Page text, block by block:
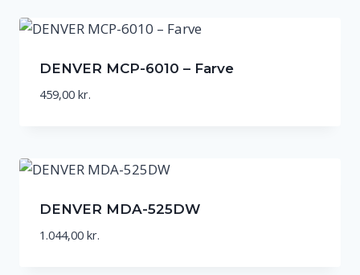
DENVER MCP-6010 – Farve
459,00 kr.
DENVER MDA-525DW
1.044,00 kr.